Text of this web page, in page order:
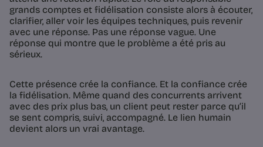
grands comptes et fidélisation consiste alors à écouter,
clarifier, aller voir les équipes techniques, puis revenir
avec une réponse. Pas une réponse vague. Une
réponse qui montre que le problème a été pris au
sérieux.
Cette présence crée la confiance. Et la confiance crée
la fidélisation. Même quand des concurrents arrivent
avec des prix plus bas, un client peut rester parce qu’il
se sent compris, suivi, accompagné. Le lien humain
devient alors un vrai avantage.